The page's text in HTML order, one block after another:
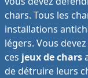
chars. Tous les
installations
légers. Vous
ces jeux de chars
de détruire leurs